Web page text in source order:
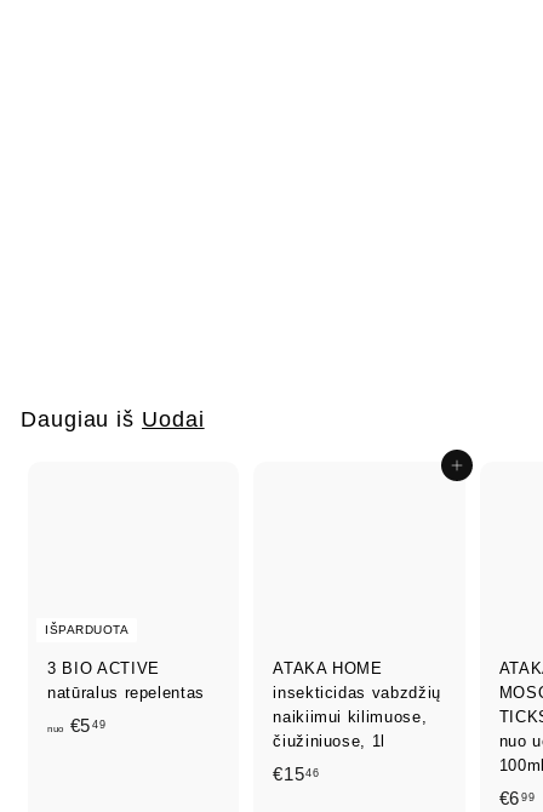
9
Daugiau iš Uodai
IŠPARDUOTA
3 BIO ACTIVE
natūralus repelentas
nuo €5 49n
Į krepšelį
ATAKA HOME
insekticidas vabzdžių
naikiimui kilimuose,
čiužiniuose, 1l
€1546€
nuo
€6 99€